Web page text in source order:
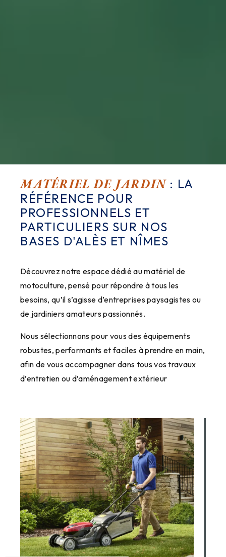
MATÉRIEL DE JARDIN: LA
RÉFÉRENCE POUR
PROFESSIONNELS ET
PARTICULIERS SUR NOS
BASES D'ALÈS ET NÎMES
Découvrez notre espace dédié au matériel de
motoculture, pensé pour répondre à tous les
besoins, qu’il s’agisse d’entreprises paysagistes ou
de jardiniers amateurs passionnés.
Nous sélectionnons pour vous des équipements
robustes, performants et faciles à prendre en main,
afin de vous accompagner dans tous vos travaux
d’entretien ou d’aménagement extérieur